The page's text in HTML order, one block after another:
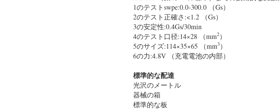
1のテストswpe:0.0-300.0 （Gs）
2のテスト正確さ:<1.2 （Gs）
3の安定性:0.4Gs/30min
4のテスト口径:14×28 （mm2）
5のサイズ:114×35×65 （mm3）
6の力:4.8V （充電電池の内部）
標準的な配達
光沢のメートル
器械の箱
標準的な板